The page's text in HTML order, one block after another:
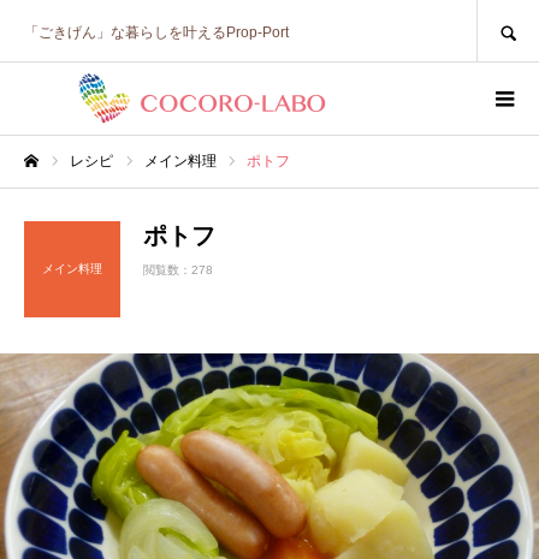
「ごきげん」な暮らしを叶えるProp-Port
レシピ メイン料理 ポトフ
メイン料理
ポトフ
閲覧数：278